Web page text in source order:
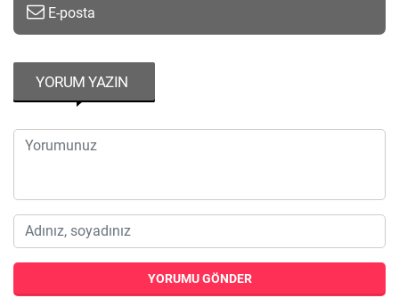
E-posta
YORUM YAZIN
YORUMU GÖNDER